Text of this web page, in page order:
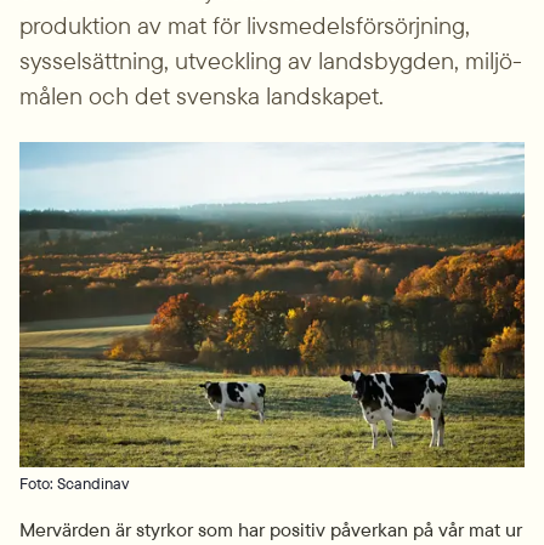
produktion av mat för livsmedels­försörjning,
syssel­sättning, utveckling av lands­bygden, miljö­
målen och det svenska landskapet.
Foto: Scandinav
Mervärden är styrkor som har positiv påverkan på vår mat ur